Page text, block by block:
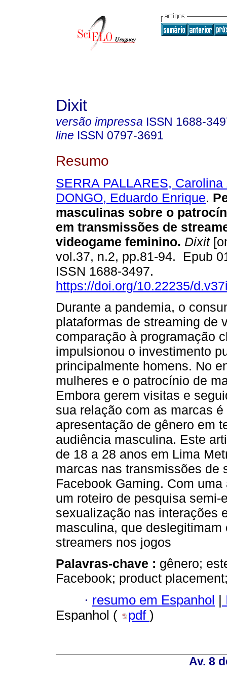
Dixit
versão impressa ISSN 1688-
line ISSN 0797-3691
Resumo
SERRA PALLARES, Carolina
DONGO, Eduardo Enrique.
masculinas sobre o
em transmissões de
videogame feminino. Dixit
vol.37, n.2, pp.81-94. Epub
ISSN 1688-3497.
https://doi.org/10.22235/
Durante a pandemia, o
plataformas de streaming de
comparação à programação
impulsionou o investimento
principalmente homens. No
mulheres e o patrocínio de
Embora gerem visitas e
sua relação com as marcas
apresentação de gênero em
audiência masculina. Este
de 18 a 28 anos em Lima
marcas nas transmissões de
Facebook Gaming. Com
um roteiro de pesquisa
sexualização nas interações
masculina, que
streamers nos jogos
Palavras-chave : gênero;
Facebook; product
· resumo em Espanhol |
Espanhol (
pdf )
Av. 8